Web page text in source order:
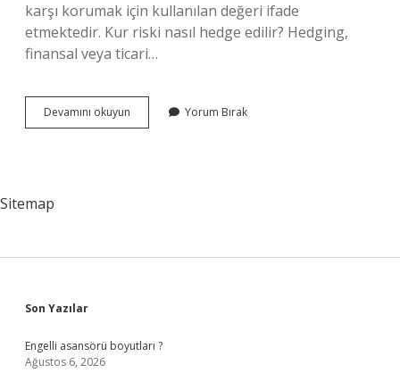
karşı korumak için kullanılan değeri ifade
etmektedir. Kur riski nasıl hedge edilir? Hedging,
finansal veya ticari…
Devamını okuyun
Riski
Yorum Bırak
Sitemap
Sidebar
Son Yazılar
Engelli asansörü boyutları ?
Ağustos 6, 2026